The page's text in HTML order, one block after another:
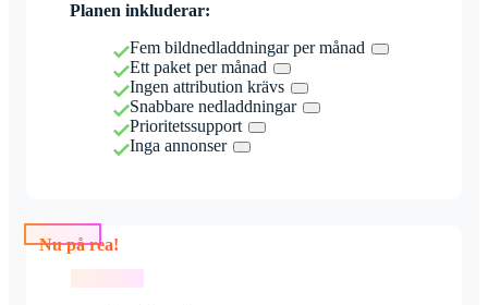
Planen inkluderar:
Fem bildnedladdningar per månad
Ett paket per månad
Ingen attribution krävs
Snabbare nedladdningar
Prioritetssupport
Inga annonser
Nu på rea!